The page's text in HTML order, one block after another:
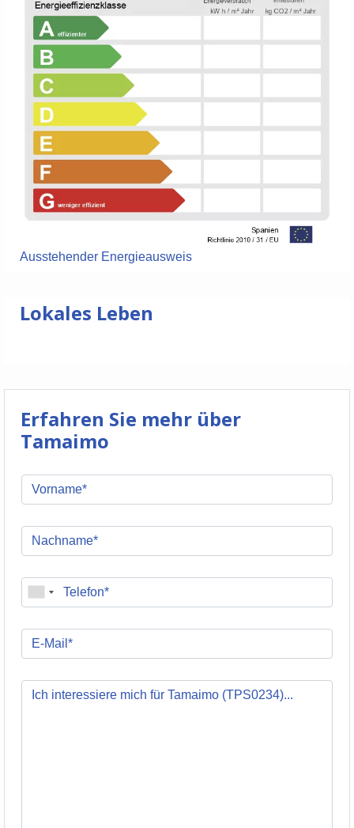
Ausstehender Energieausweis
Lokales Leben
Erfahren Sie mehr über
Tamaimo